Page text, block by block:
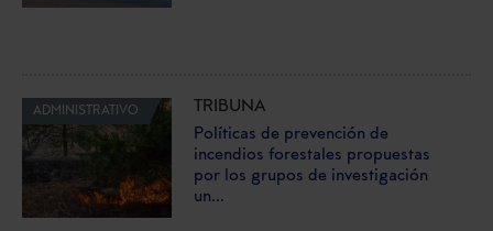
ADMINISTRATIVO
TRIBUNA
Políticas de prevención de
incendios forestales propuestas
por los grupos de investigación
un...